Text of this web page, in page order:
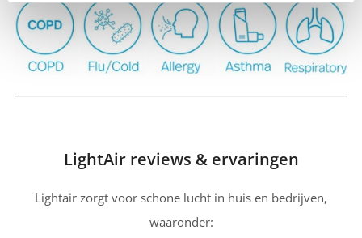
LightAir reviews & ervaringen
Lightair zorgt voor schone lucht in huis en bedrijven,
waaronder: